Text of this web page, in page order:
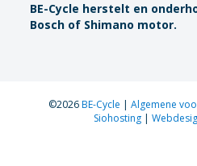
BE-Cycle herstelt en
Bosch of Shimano motor.
©2026BE-Cycle | Algemene
Siohosting |